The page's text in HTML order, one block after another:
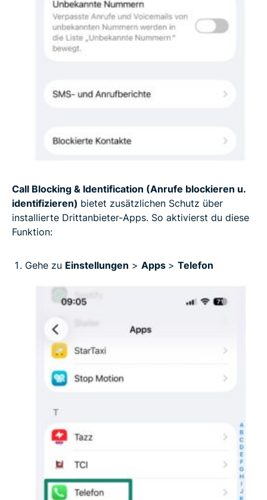
Call Blocking & Identification (Anrufe blockieren u.
identifizieren) bietet zusätzlichen Schutz über
installierte Drittanbieter-Apps. So aktivierst du diese
Funktion:
Gehe zu Einstellungen > Apps > Telefon